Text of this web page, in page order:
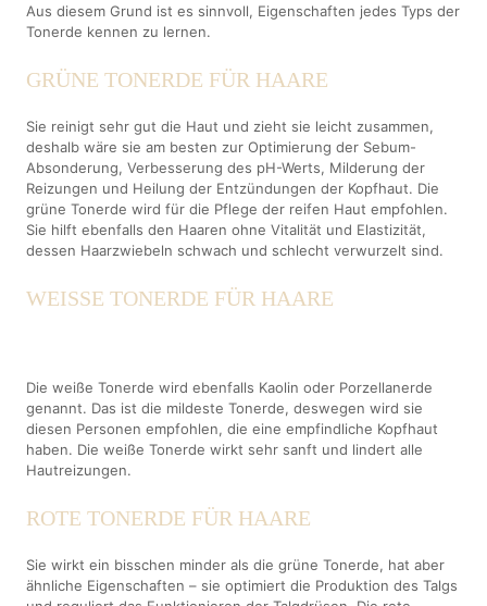
Aus diesem Grund ist es sinnvoll, Eigenschaften jedes Typs der
Tonerde kennen zu lernen.
GRÜNE TONERDE FÜR HAARE
Sie reinigt sehr gut die Haut und zieht sie leicht zusammen,
deshalb wäre sie am besten zur Optimierung der Sebum-
Absonderung, Verbesserung des pH-Werts, Milderung der
Reizungen und Heilung der Entzündungen der Kopfhaut. Die
grüne Tonerde wird für die Pflege der reifen Haut empfohlen.
Sie hilft ebenfalls den Haaren ohne Vitalität und Elastizität,
dessen Haarzwiebeln schwach und schlecht verwurzelt sind.
WEISSE TONERDE FÜR HAARE
Die weiße Tonerde wird ebenfalls Kaolin oder Porzellanerde
genannt. Das ist die mildeste Tonerde, deswegen wird sie
diesen Personen empfohlen, die eine empfindliche Kopfhaut
haben. Die weiße Tonerde wirkt sehr sanft und lindert alle
Hautreizungen.
ROTE TONERDE FÜR HAARE
Sie wirkt ein bisschen minder als die grüne Tonerde, hat aber
ähnliche Eigenschaften – sie optimiert die Produktion des Talgs